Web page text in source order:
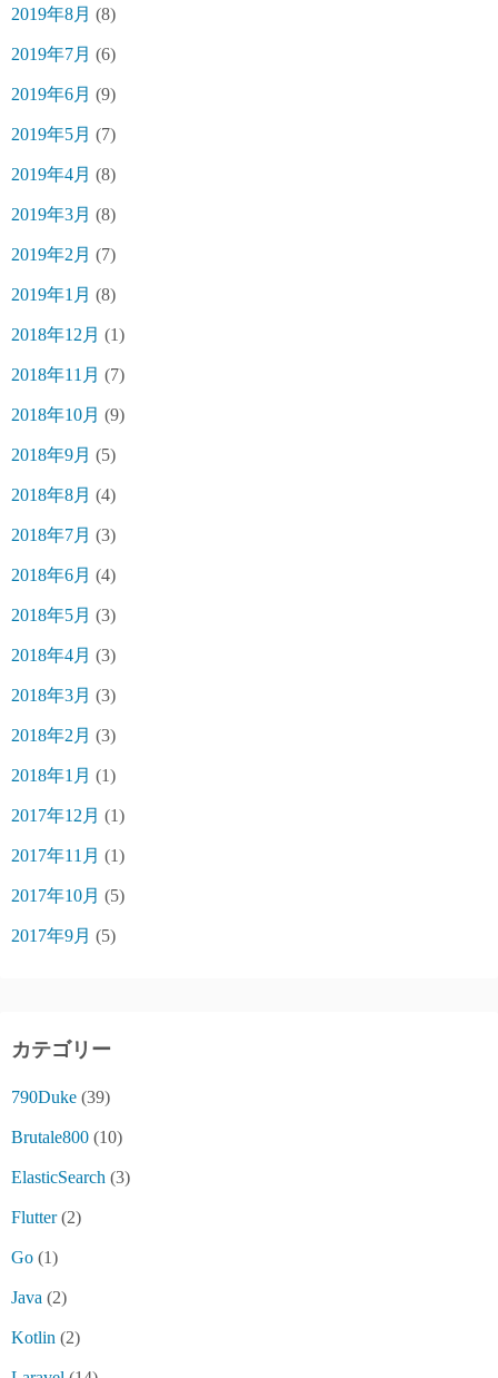
2019年8月 (8)
2019年7月 (6)
2019年6月 (9)
2019年5月 (7)
2019年4月 (8)
2019年3月 (8)
2019年2月 (7)
2019年1月 (8)
2018年12月 (1)
2018年11月 (7)
2018年10月 (9)
2018年9月 (5)
2018年8月 (4)
2018年7月 (3)
2018年6月 (4)
2018年5月 (3)
2018年4月 (3)
2018年3月 (3)
2018年2月 (3)
2018年1月 (1)
2017年12月 (1)
2017年11月 (1)
2017年10月 (5)
2017年9月 (5)
カテゴリー
790Duke (39)
Brutale800 (10)
ElasticSearch (3)
Flutter(2)
Go (1)
Java (2)
Kotlin (2)